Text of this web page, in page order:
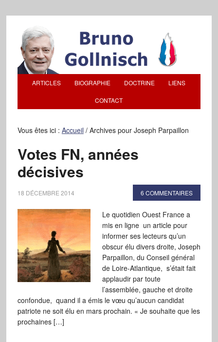
ARTICLES BIOGRAPHIE DOCTRINE LIENS
CONTACT
Vous êtes ici : Accueil /Archives pour Joseph Parpaillon
Votes FN, années
décisives
18 DÉCEMBRE 2014 6 COMMENTAIRES
Le quotidien Ouest France a
mis en ligne un article pour
informer ses lecteurs qu’un
obscur élu divers droite, Joseph
Parpaillon, du Conseil général
de Loire-Atlantique, s’était fait
applaudir par toute
l’assemblée, gauche et droite
confondue, quand il a émis le vœu qu’aucun candidat
patriote ne soit élu en mars prochain. « Je souhaite que les
prochaines […]